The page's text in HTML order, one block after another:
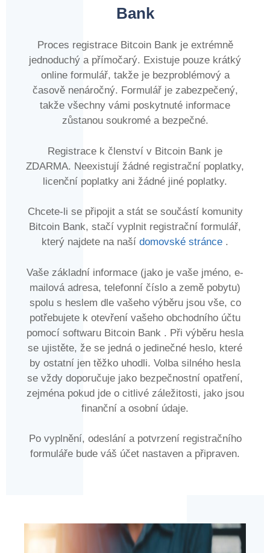
Bank
Proces registrace Bitcoin Bank je extrémně
jednoduchý a přímočarý. Existuje pouze krátký
online formulář, takže je bezproblémový a
časově nenáročný. Formulář je zabezpečený,
takže všechny vámi poskytnuté informace
zůstanou soukromé a bezpečné.
Registrace k členství v Bitcoin Bank je
ZDARMA. Neexistují žádné registrační poplatky,
licenční poplatky ani žádné jiné poplatky.
Chcete-li se připojit a stát se součástí komunity
Bitcoin Bank, stačí vyplnit registrační formulář,
který najdete na naší domovské stránce .
Vaše základní informace (jako je vaše jméno, e-
mailová adresa, telefonní číslo a země pobytu)
spolu s heslem dle vašeho výběru jsou vše, co
potřebujete k otevření vašeho obchodního účtu
pomocí softwaru Bitcoin Bank . Při výběru hesla
se ujistěte, že se jedná o jedinečné heslo, které
by ostatní jen těžko uhodli. Volba silného hesla
se vždy doporučuje jako bezpečnostní opatření,
zejména pokud jde o citlivé záležitosti, jako jsou
finanční a osobní údaje.
Po vyplnění, odeslání a potvrzení registračního
formuláře bude váš účet nastaven a připraven.